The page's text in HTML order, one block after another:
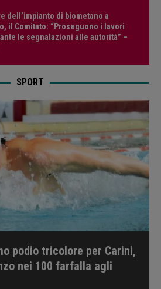
dell’impianto di biometano a
il Comitato: “Proseguono i lavori
le segnalazioni alle autorità” –
SPORT
podio tricolore per Carini,
nei 100 farfalla agli